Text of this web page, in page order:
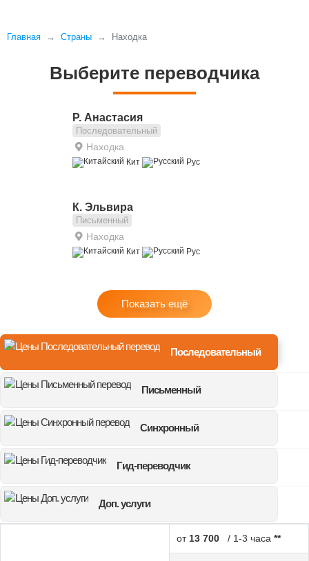
Главная Страны Находка
Выберите переводчика
Р. Анастасия
Последовательный
Находка
Кит Рус
К. Эльвира
Письменный
Находка
Кит Рус
Показать ещё
Последовательный
Письменный
Синхронный
Гид-переводчик
Доп. услуги
от 13 700 / 1-3 часа **